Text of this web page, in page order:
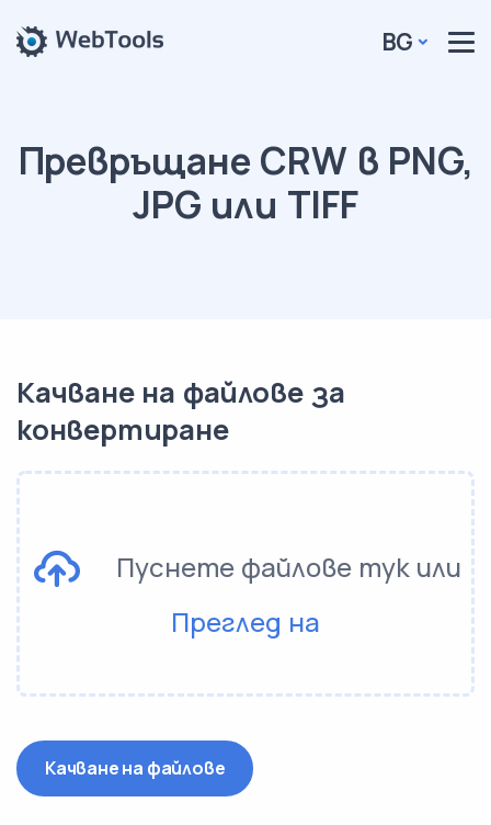
BG
Превръщане CRW в PNG,
JPG или TIFF
Качване на файлове за
конвертиране
Пуснете файлове тук или
Преглед на